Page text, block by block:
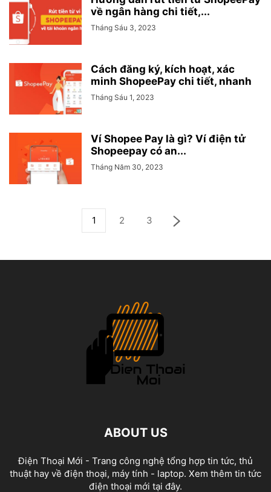
về ngân hàng chi tiết,...
Tháng Sáu 3, 2023
Cách đăng ký, kích hoạt, xác
minh ShopeePay chi tiết, nhanh
Tháng Sáu 1, 2023
Ví Shopee Pay là gì? Ví điện tử
Shopeepay có an...
Tháng Năm 30, 2023
1 2 3
ABOUT US
Điện Thoại Mới - Trang công nghệ tổng hợp tin tức, thủ
thuật hay về điện thoại, máy tính - laptop. Xem thêm tin tức
điện thoại mới tại đây.